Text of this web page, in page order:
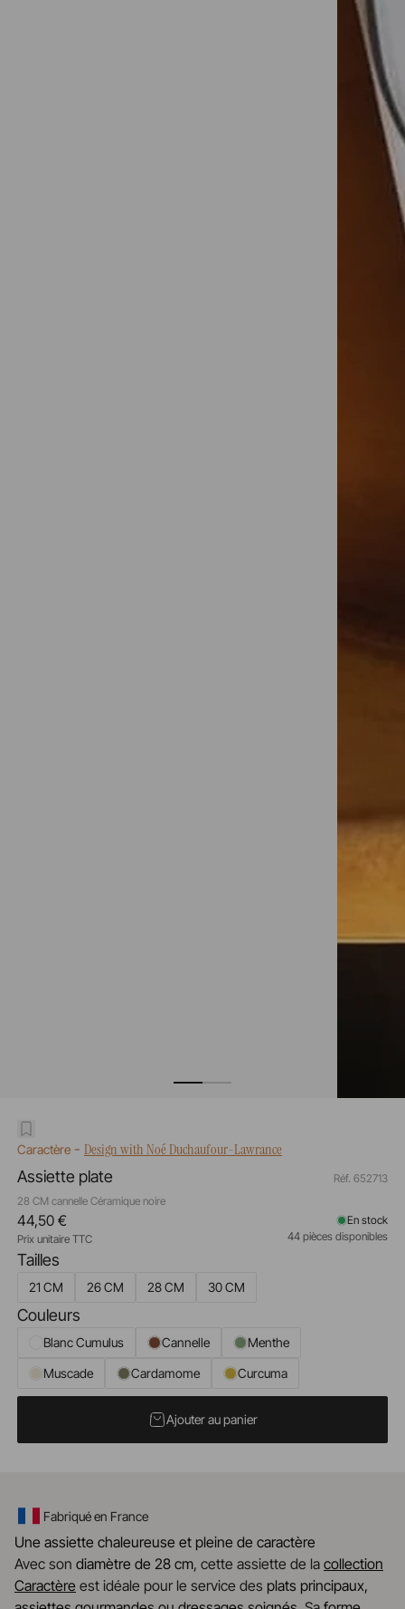
Caractère- Design with Noé Duchaufour-Lawrance
Assiette plate
28 CM cannelle Céramique noire
Réf. 652713
Tailles
21 CM 26 CM 28 CM 30 CM
Couleurs
Blanc Cumulus Cannelle
Menthe
Muscade
Cardamome Curcuma
44,50 €
Prix unitaire TTC
En stock
44 pièces disponibles
Ajouter au panier
Fabriqué en France
Une assiette chaleureuse et pleine de caractère
Avec son diamètre de 28 cm, cette assiette de la collection
Caractère est idéale pour le service des plats principaux,